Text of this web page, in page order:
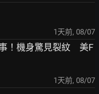
1天前, 08/07
！機身驚見裂紋 美F
1天前, 08/07